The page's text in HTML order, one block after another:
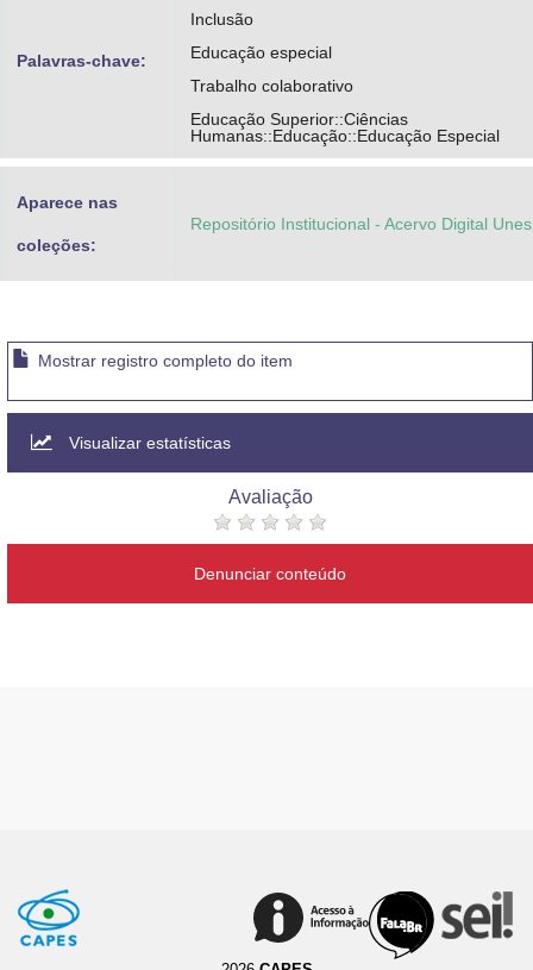
Palavras-chave:
Inclusão
Educação especial
Trabalho colaborativo
Educação Superior::Ciências
Humanas::Educação::Educação Especial
Aparece nas
coleções:
Repositório Institucional - Acervo Digital
Mostrar registro completo do item
Visualizar estatísticas
Avaliação
Denunciar conteúdo